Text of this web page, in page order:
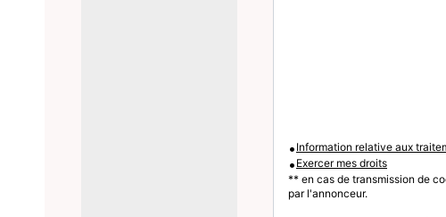
• Information relative aux
• Exercer mes droits
** en cas de transmission de
par l'annonceur.